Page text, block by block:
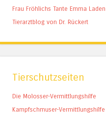
Frau Fröhlichs Tante Emma Laden
Tierarztblog von Dr. Rückert
Tierschutzseiten
Die Molosser-Vermittlungshilfe
Kampfschmuser-Vermittlungshilfe